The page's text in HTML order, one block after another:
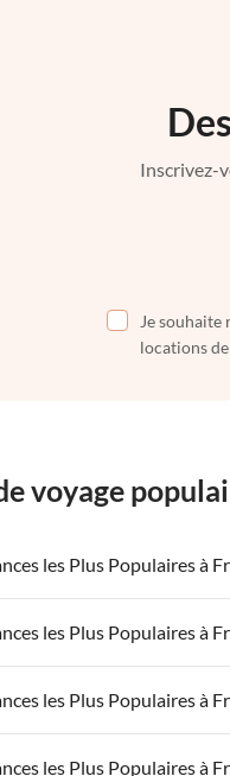
Inscrivez-
Je
locations
voyage
les Plus Populaires à
à France
à Côte atlantique
Côte d'Azur
les Plus Populaires à
à France
à Côte atlantique
les Plus Populaires à
à Franceles Plus Populaires à